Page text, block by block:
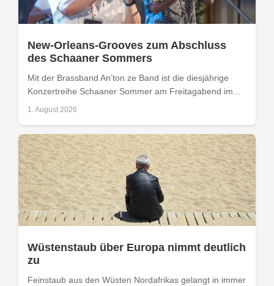
New-Orleans-Grooves zum Abschluss
des Schaaner Sommers
Mit der Brassband An’ton ze Band ist die diesjährige
Konzertreihe Schaaner Sommer am Freitagabend im...
1. August 2026
Wüstenstaub über Europa nimmt deutlich
zu
Feinstaub aus den Wüsten Nordafrikas gelangt in immer